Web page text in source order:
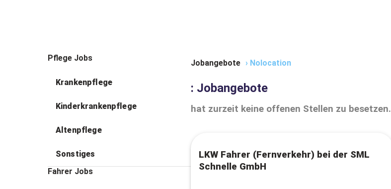
Pflege Jobs
Krankenpflege
Kinderkrankenpflege
Altenpflege
Sonstiges
Fahrer Jobs
Jobangebote › Nolocation
: Jobangebote
hat zurzeit keine offenen Stellen zu besetzen.
LKW Fahrer (Fernverkehr) bei der SML
Schnelle GmbH